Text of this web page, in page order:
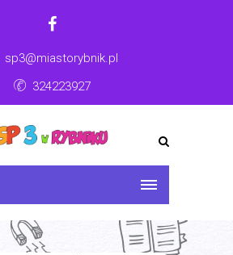
sp3@miastorybnik.pl
324223927